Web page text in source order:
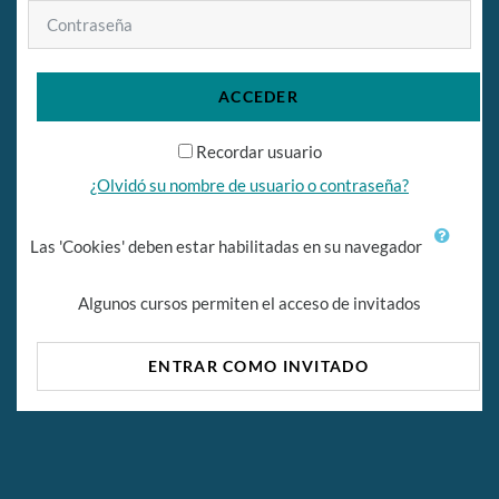
ACCEDER
Recordar usuario
¿Olvidó su nombre de usuario o contraseña?
Las 'Cookies' deben estar habilitadas en su navegador
Algunos cursos permiten el acceso de invitados
ENTRAR COMO INVITADO